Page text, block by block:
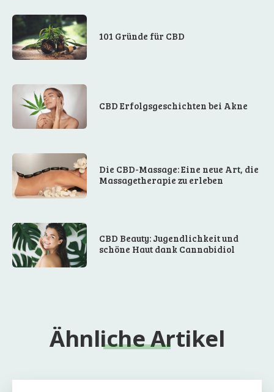
101 Gründe für CBD
CBD Erfolgsgeschichten bei Akne
Die CBD-Massage: Eine neue Art, die
Massagetherapie zu erleben
CBD Beauty: Jugendlichkeit und
schöne Haut dank Cannabidiol
Ähnliche Artikel